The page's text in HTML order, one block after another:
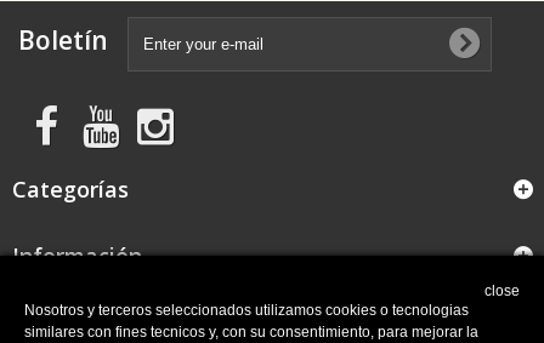
Boletín
Categorías
Información
close
Nosotros y terceros seleccionados utilizamos cookies o tecnologias
similares con fines tecnicos y, con su consentimiento, para mejorar la